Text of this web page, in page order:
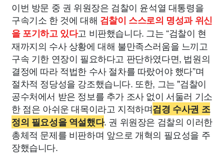
이번 방문 중 권 위원장은 검찰이 윤석열 대통령을
구속기소 한 것에 대해 검찰이 스스로의 명성과 위신
을 포기하고 있다고 비판했습니다. 그는 “검찰이 현
재까지의 수사 상황에 대해 불만족스러움을 느끼고
구속 기한 연장이 필요하다고 판단하였다면, 법원의
결정에 따라 적법한 수사 절차를 따랐어야 했다”며
절차적 정당성을 강조했습니다. 또한, 그는 "검찰이
공수처에서 받은 정보를 추가 조사 없이 서둘러 기소
한 점은 아쉬운 대목이라고 지적하며검경 수사권 조
정의 필요성을 역설했다. 권 위원장은 검찰의 이러한
총체적 문제를 비판하며 앞으로 개혁의 필요성을 주
장했습니다.